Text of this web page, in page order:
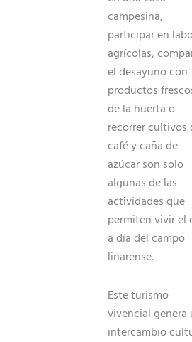
campesina,
participar en
agrícolas,
el desayuno con
productos
de la huerta o
recorrer cultivos
café y caña de
azúcar son solo
algunas de las
actividades que
permiten vivir el
a día del campo
linarense.
Este turismo
vivencial genera
intercambio